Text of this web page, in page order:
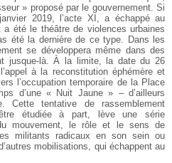
» proposé par le gouvernement. Si
2019, l’acte XI, a échappé au
a été le théâtre de violences urbaines
été la dernière de ce type. Dans les
se développera même dans des
jusque-là. À la limite, la date du 26
à la reconstitution éphémère et
l’occupation temporaire de la Place
d’une « Nuit Jaune » – d’ailleurs
Cette tentative de rassemblement
étudiée à part, lève une série
mouvement, le rôle et le sens de
militants radicaux en son sein ou
mobilisations, qui échappent au